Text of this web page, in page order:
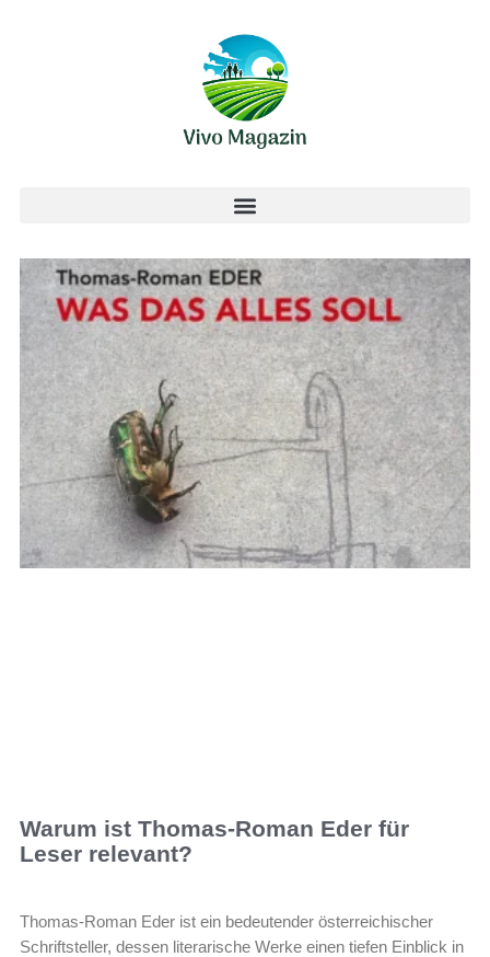
Warum ist Thomas-Roman Eder für
Leser relevant?
Thomas-Roman Eder ist ein bedeutender österreichischer
Schriftsteller, dessen literarische Werke einen tiefen Einblick in